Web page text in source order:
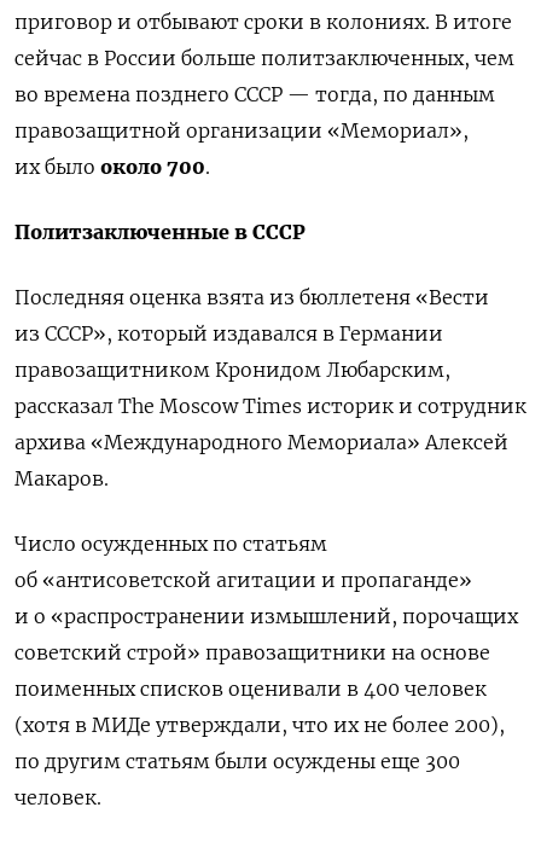
приговор и отбывают сроки в колониях. В итоге
сейчас в России больше политзаключенных, чем
во времена позднего СССР — тогда, по данным
правозащитной организации «Мемориал»,
их было около 700.
Политзаключенные в СССР
Последняя оценка взята из бюллетеня «Вести
из СССР», который издавался в Германии
правозащитником Кронидом Любарским,
рассказал The Moscow Times историк и сотрудник
архива «Международного Мемориала» Алексей
Макаров.
Число осужденных по статьям
об «антисоветской агитации и пропаганде»
и о «распространении измышлений, порочащих
советский строй» правозащитники на основе
поименных списков оценивали в 400 человек
(хотя в МИДе утверждали, что их не более 200),
по другим статьям были осуждены еще 300
человек.